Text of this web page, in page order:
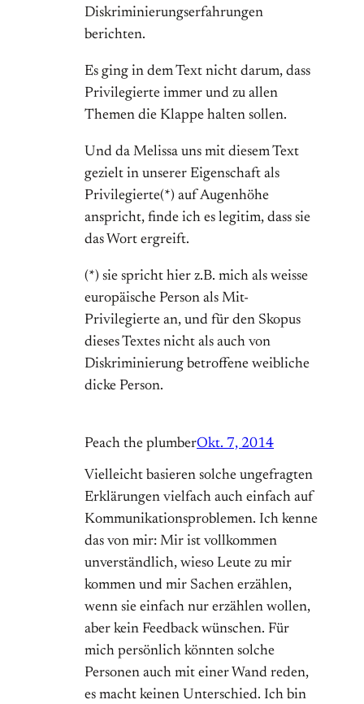
Diskriminierungserfahrungen
berichten.
Es ging in dem Text nicht darum, dass
Privilegierte immer und zu allen
Themen die Klappe halten sollen.
Und da Melissa uns mit diesem Text
gezielt in unserer Eigenschaft als
Privilegierte(*) auf Augenhöhe
anspricht, finde ich es legitim, dass sie
das Wort ergreift.
(*) sie spricht hier z.B. mich als weisse
europäische Person als Mit-
Privilegierte an, und für den Skopus
dieses Textes nicht als auch von
Diskriminierung betroffene weibliche
dicke Person.
Peach the plumberOkt. 7, 2014
Vielleicht basieren solche ungefragten
Erklärungen vielfach auch einfach auf
Kommunikationsproblemen. Ich kenne
das von mir: Mir ist vollkommen
unverständlich, wieso Leute zu mir
kommen und mir Sachen erzählen,
wenn sie einfach nur erzählen wollen,
aber kein Feedback wünschen. Für
mich persönlich könnten solche
Personen auch mit einer Wand reden,
es macht keinen Unterschied. Ich bin